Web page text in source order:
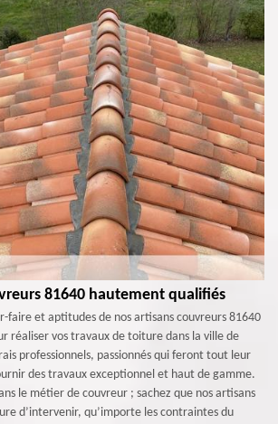
81640 hautement qualifiés
faire et aptitudes de nos artisans couvreurs 81640
réaliser vos travaux de toiture dans la ville de
professionnels, passionnés qui feront tout leur
des travaux exceptionnel et haut de gamme.
le métier de couvreur ; sachez que nos artisans
d’intervenir, qu’importe les contraintes du